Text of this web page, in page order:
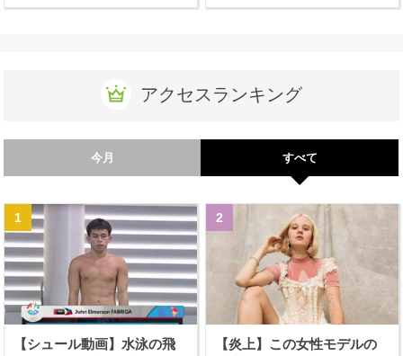
アクセスランキング
今月 すべて
【シュール動画】水泳の飛
【炎上】この女性モデルの